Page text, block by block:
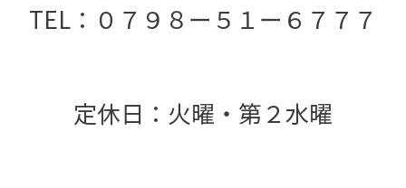
TEL：０７９８ー５１ー６７７７
定休日：火曜・第２水曜